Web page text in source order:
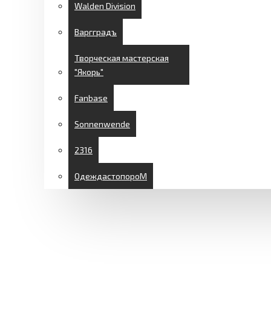
Walden Division
Варгградъ
Творческая мастерская
"Якорь"
Fanbase
Sonnenwende
2316
ОдеждастопороМ